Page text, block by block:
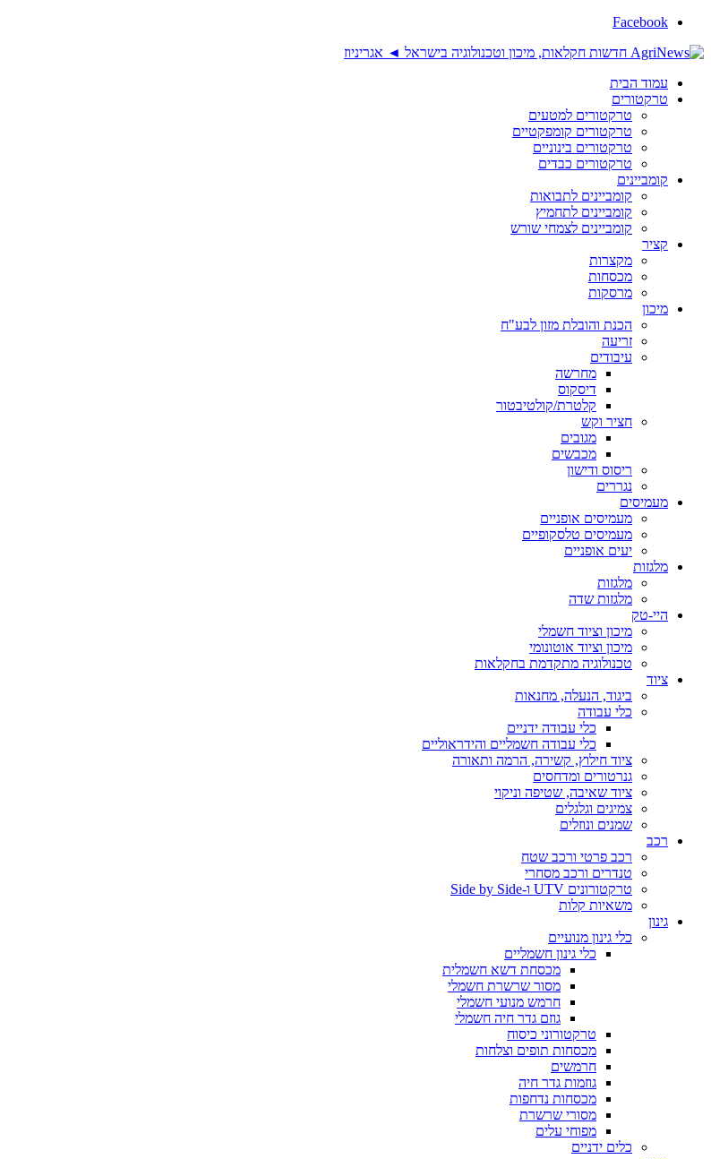
Facebook
עמוד הבית
טרקטורים
טרקטורים למטעים
טרקטורים קומפקטיים
טרקטורים בינוניים
טרקטורים כבדים
קומביינים
קומביינים לתבואות
קומביינים לתחמיץ
קומביינים לצמחי שורש
קציר
מקצרות
מכסחות
מרסקות
מיכון
הכנת והובלת מזון לבע"ח
זריעה
עיבודים
מחרשה
דיסקוס
קלטרת/קולטיבטור
חציר וקש
מגובים
מכבשים
ריסוס ודישון
נגררים
מעמיסים
מעמיסים אופניים
מעמיסים טלסקופיים
יעים אופניים
מלגזות
מלגזות
מלגזות שדה
היי-טק
מיכון וציוד חשמלי
מיכון וציוד אוטונומי
טכנולוגיה מתקדמת בחקלאות
ציוד
ביגוד, הנעלה, מחנאות
כלי עבודה
כלי עבודה ידניים
כלי עבודה חשמליים והידראוליים
ציוד חילוץ, קשירה, הרמה ותאורה
גנרטורים ומדחסים
ציוד שאיבה, שטיפה וניקוי
צמיגים וגלגלים
שמנים ונוזלים
רכב
רכב פרטי ורכב שטח
טנדרים ורכב מסחרי
טרקטורונים UTV ו-Side by Side
משאיות קלות
גינון
כלי גינון מנועיים
כלי גינון חשמליים
מכסחת דשא חשמלית
מסור שרשרת חשמלי
חרמש מנועי חשמלי
גוזם גדר חיה חשמלי
טרקטורוני כיסוח
מכסחות תופים וצלחות
חרמשים
גוזמות גדר חיה
מכסחות נדחפות
מסורי שרשרת
מפוחי עלים
כלים ידניים